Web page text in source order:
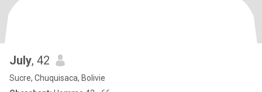
July, 42
Sucre, Chuquisaca, Bolivie